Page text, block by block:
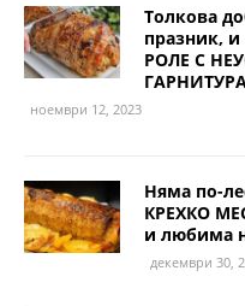
Толкова
празник,
РОЛЕ С
ноември 12, 2023
Няма по-
КРЕХКО
и любима
декември 30,